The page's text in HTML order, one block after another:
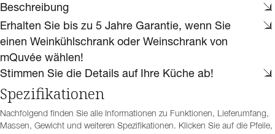
Beschreibung
Erhalten Sie bis zu 5 Jahre Garantie, wenn Sie
einen Weinkühlschrank oder Weinschrank von
mQuvée wählen!
Stimmen Sie die Details auf Ihre Küche ab!
Spezifikationen
Nachfolgend finden Sie alle Informationen zu Funktionen, Lieferumfang,
Massen, Gewicht und weiteren Spezifikationen. Klicken Sie auf die Pfeile,